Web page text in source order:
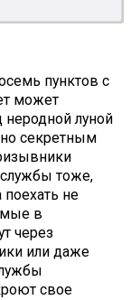
пунктов с
может
неродной луной
секретным
тоже,
поехать не
в
через
или даже
свое